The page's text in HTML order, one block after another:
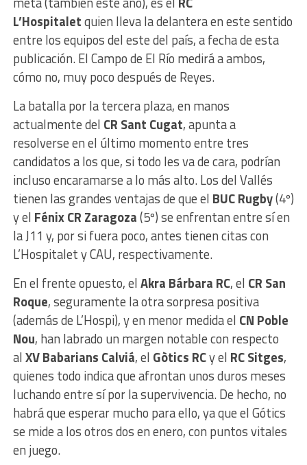
L’Hospitaletquien lleva la delantera en este sentido
entre los equipos del este del país, a fecha de esta
publicación. El Campo de El Río medirá a ambos,
cómo no, muy poco después de Reyes.
La batalla por la tercera plaza, en manos
actualmente del CR Sant Cugat, apunta a
resolverse en el último momento entre tres
candidatos a los que, si todo les va de cara, podrían
incluso encaramarse a lo más alto. Los del Vallés
tienen las grandes ventajas de que el BUC Rugby(4º)
y el Fénix CR Zaragoza(5º) se enfrentan entre sí en
la J11 y, por si fuera poco, antes tienen citas con
L’Hospitalet y CAU, respectivamente.
En el frente opuesto, elAkra Bárbara RC, el CR San
Roque, seguramente la otra sorpresa positiva
(además de L’Hospi), y en menor medida el CN Poble
Nou, han labrado un margen notable con respecto
alXV Babarians Calviá, el Gòtics RCy el RC Sitges,
quienes todo indica que afrontan unos duros meses
luchando entre sí por la supervivencia. De hecho, no
habrá que esperar mucho para ello, ya que el Gótics
se mide a los otros dos en enero, con puntos vitales
en juego.